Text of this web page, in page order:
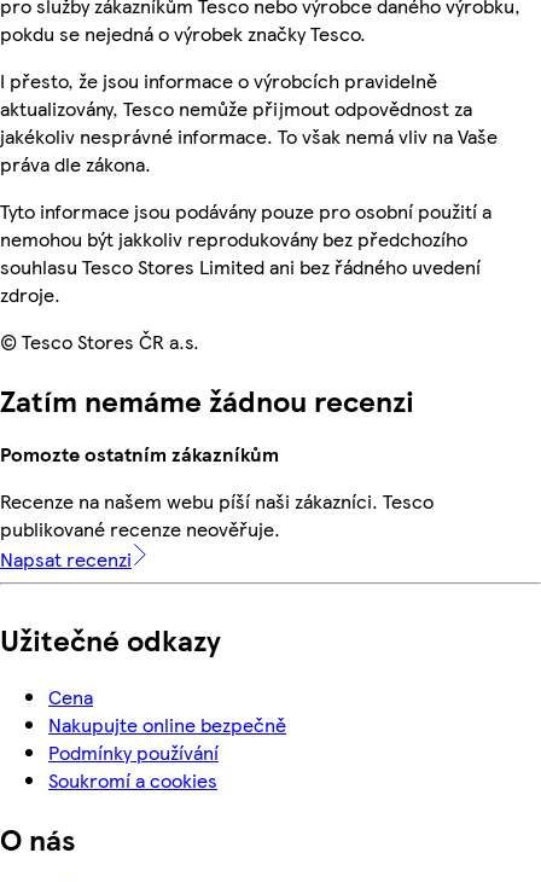
pokdu se nejedná o výrobek značky Tesco.
I přesto, že jsou informace o výrobcích pravidelně
aktualizovány, Tesco nemůže přijmout odpovědnost za
jakékoliv nesprávné informace. To však nemá vliv na Vaše
práva dle zákona.
Tyto informace jsou podávány pouze pro osobní použití a
nemohou být jakkoliv reprodukovány bez předchozího
souhlasu Tesco Stores Limited ani bez řádného uvedení
zdroje.
© Tesco Stores ČR a.s.
Zatím nemáme žádnou recenzi
Pomozte ostatním zákazníkům
Recenze na našem webu píší naši zákazníci. Tesco
publikované recenze neověřuje.
Napsat recenzi
Užitečné odkazy
Cena
Nakupujte online bezpečně
Podmínky používání
Soukromí a cookies
O nás